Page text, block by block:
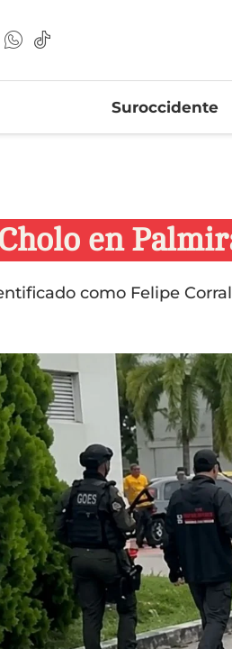
Suroccidente
en
como Felipe